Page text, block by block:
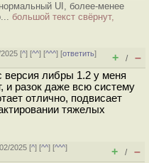
UI, более-менее
большой текст свёрнут,
[^] [^^] [^^^] [ответить]
+ / –
версия либры 1.2 у меня
и разок даже всю систему
отлично, подвисает
тяжелых
2025 [^] [^^] [^^^]
+ / –